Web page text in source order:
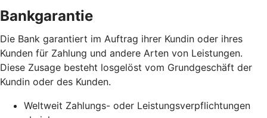
Bankgarantie
Die Bank garantiert im Auftrag ihrer Kundin oder ihres
Kunden für Zahlung und andere Arten von Leistungen.
Diese Zusage besteht losgelöst vom Grundgeschäft der
Kundin oder des Kunden.
Weltweit Zahlungs- oder Leistungsverpflichtungen